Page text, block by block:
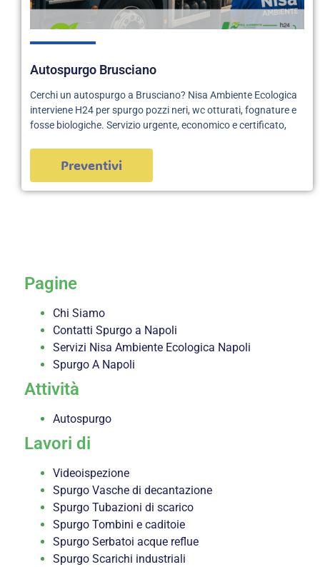
Autospurgo Brusciano
Cerchi un autospurgo a Brusciano? Nisa Ambiente Ecologica
interviene H24 per spurgo pozzi neri, wc otturati, fognature e
fosse biologiche. Servizio urgente, economico e certificato,
Preventivi
Pagine
Chi Siamo
Contatti Spurgo a Napoli
Servizi Nisa Ambiente Ecologica Napoli
Spurgo A Napoli
Attività
Autospurgo
Lavori di
Videoispezione
Spurgo Vasche di decantazione
Spurgo Tubazioni di scarico
Spurgo Tombini e caditoie
Spurgo Serbatoi acque reflue
Spurgo Scarichi industriali